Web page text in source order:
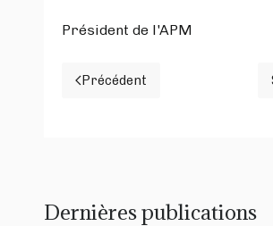
Président de l'APM
Article précédent : La
Précédent
Dernières publications